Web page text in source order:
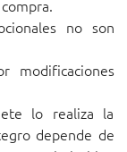
no son
modificaciones
lo realiza la
depende de